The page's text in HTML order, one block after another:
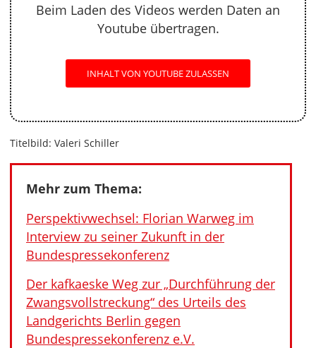
Beim Laden des Videos werden Daten an
Youtube übertragen.
INHALT VON YOUTUBE ZULASSEN
Titelbild: Valeri Schiller
Mehr zum Thema:
Perspektivwechsel: Florian Warweg im
Interview zu seiner Zukunft in der
Bundespressekonferenz
Der kafkaeske Weg zur „Durchführung der
Zwangsvollstreckung“ des Urteils des
Landgerichts Berlin gegen
Bundespressekonferenz e.V.